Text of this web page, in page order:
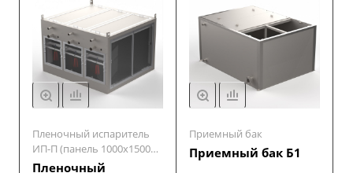
Пленочный испаритель
ИП-П (панель 1000х1500
мм)
Пленочный
Приемный бак
Приемный бак Б1